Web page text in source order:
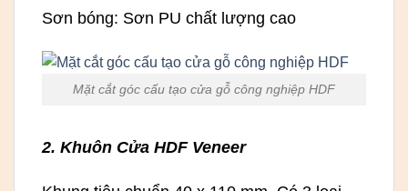
Sơn bóng: Sơn PU chất lượng cao
Mặt cắt góc cấu tạo cửa gỗ công nghiệp HDF
2. Khuôn Cửa HDF Veneer